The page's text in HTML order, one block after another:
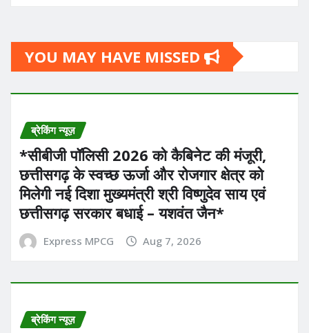
YOU MAY HAVE MISSED
ब्रेकिंग न्यूज़
*सीबीजी पॉलिसी 2026 को कैबिनेट की मंजूरी,
छत्तीसगढ़ के स्वच्छ ऊर्जा और रोजगार क्षेत्र को
मिलेगी नई दिशा मुख्यमंत्री श्री विष्णुदेव साय एवं
छत्तीसगढ़ सरकार बधाई – यशवंत जैन*
Express MPCG Aug 7, 2026
ब्रेकिंग न्यूज़